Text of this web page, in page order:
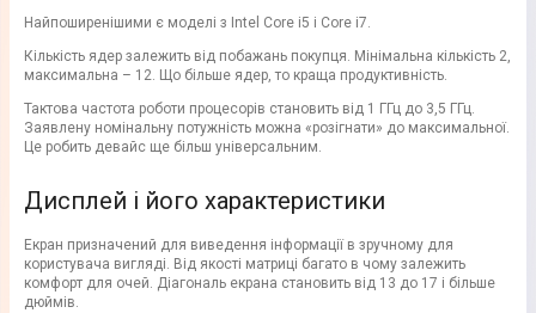
Найпоширенішими є моделі з Intel Core i5 і Core i7.
Кількість ядер залежить від побажань покупця. Мінімальна кількість 2,
максимальна – 12. Що більше ядер, то краща продуктивність.
Тактова частота роботи процесорів становить від 1 ГГц до 3,5 ГГц.
Заявлену номінальну потужність можна «розігнати» до максимальної.
Це робить девайс ще більш універсальним.
Дисплей і його характеристики
Екран призначений для виведення інформації в зручному для
користувача вигляді. Від якості матриці багато в чому залежить
комфорт для очей. Діагональ екрана становить від 13 до 17 і більше
дюймів.